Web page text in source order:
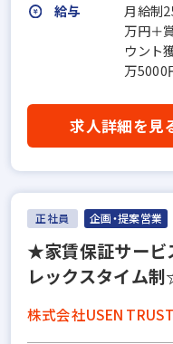
給与
月給制
万円＋
ウント
万5000
求人詳細を見
正社員 企画・提案営業
★家賃保証サービ
レックスタイム
株式会社USEN